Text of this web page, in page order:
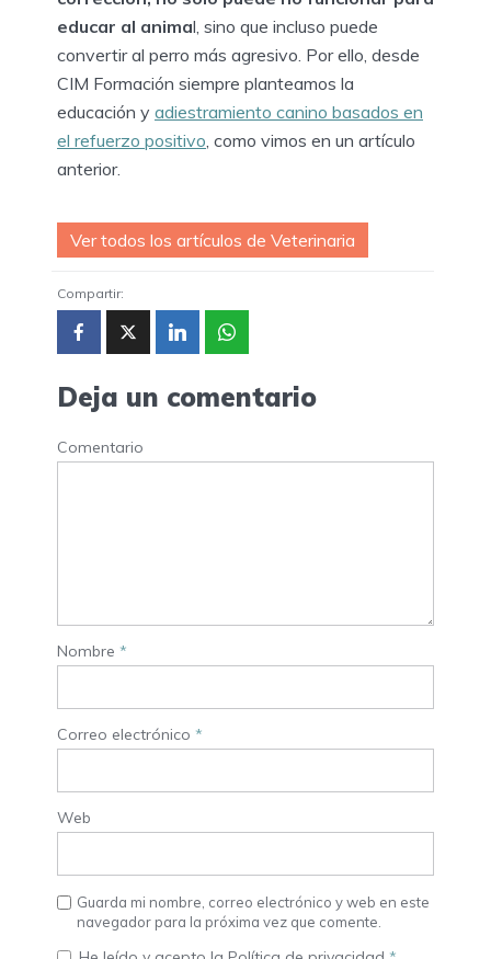
educar al animal, sino que incluso puede
convertir al perro más agresivo. Por ello, desde
CIM Formación siempre planteamos la
educación y adiestramiento canino basados en
el refuerzo positivo, como vimos en un artículo
anterior.
Ver todos los artículos de Veterinaria
Compartir:
Deja un comentario
Comentario
Nombre *
Correo electrónico *
Web
Guarda mi nombre, correo electrónico y web en este
navegador para la próxima vez que comente.